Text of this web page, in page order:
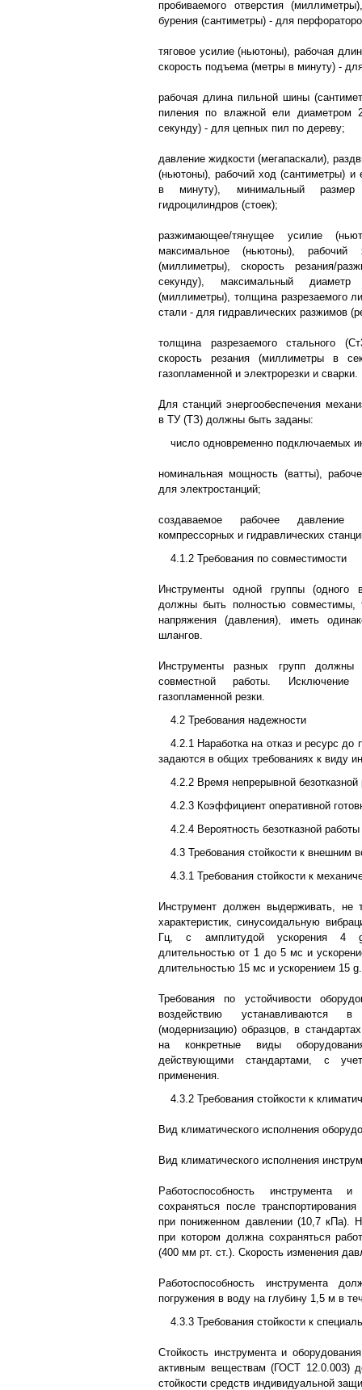
пробиваемого отверстия
бурения (сантиметры) - для
тяговое усилие (ньютоны), рабочая
скорость подъема (метры в минуту) -
рабочая длина пильной шины
пиления по влажной ели диаметром
секунду) - для цепных пил по дереву;
давление жидкости (мегапаскали),
(ньютоны), рабочий ход (сантиметры) и
в минуту), минимальный
гидроцилиндров (стоек);
разжимающее/тянущее усилие
максимальное (ньютоны),
(миллиметры), скорость резания/
секунду), максимальный диаметр
(миллиметры), толщина разрезаемого
стали - для гидравлических разжимов
толщина разрезаемого стального
скорость резания (миллиметры в
газопламенной и электрорезки и сварки.
Для станций энергообеспечения
в ТУ (ТЗ) должны быть заданы:
число одновременно подключаемых
номинальная мощность (ватты),
для электростанций;
создаваемое рабочее
компрессорных и гидравлических
4.1.2 Требования по совместимости
Инструменты одной группы (одного
должны быть полностью совместимы,
напряжения (давления), иметь
шлангов.
Инструменты разных групп должны
совместной работы. Исключение
газопламенной резки.
4.2 Требования надежности
4.2.1 Наработка на отказ и ресурс до
задаются в общих требованиях к виду
4.2.2 Время непрерывной
4.2.3 Коэффициент оперативной
4.2.4 Вероятность безотказной
4.3 Требования стойкости к внешним
4.3.1 Требования стойкости к
Инструмент должен выдерживать, не
характеристик, синусоидальную
Гц, с амплитудой ускорения 4
длительностью от 1 до 5 мс и
длительностью 15 мс и ускорением 15 g.
Требования по устойчивости
воздействию
(модернизацию) образцов, в
на конкретные виды
действующими стандартами, с
применения.
4.3.2 Требования стойкости к
Вид климатического исполнения
Вид климатического исполнения
Работоспособность инструмента
сохраняться после
при пониженном давлении (10,7 кПа).
при котором должна сохраняться
(400 мм рт. ст.). Скорость изменения
Работоспособность инструмента
погружения в воду на глубину 1,5 м в
4.3.3 Требования стойкости к
Стойкость инструмента и
активным веществам (ГОСТ 12.0.003)
стойкости средств индивидуальной